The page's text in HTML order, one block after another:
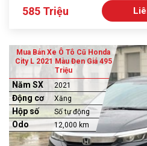
585 Triệu
Mua Bán Xe Ô Tô Cũ Honda
City L 2021 Màu Đen Giá 495
Triệu
Năm SX 2021
Động cơ Xăng
Hộp số Số tự động
Odo 12,000 km